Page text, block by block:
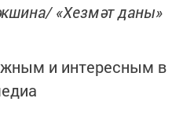
«Хезмәт даны»
и интересным в